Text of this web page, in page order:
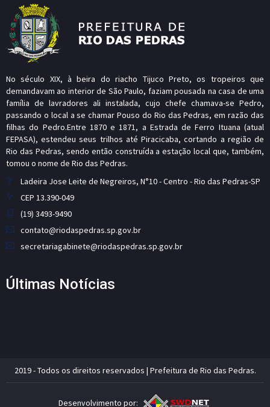
No século XIX, à beira do riacho Tijuco Preto, os tropeiros que
demandavam ao interior de São Paulo, faziam pousada na casa de uma
família de lavradores ali instalada, cujo chefe chamava-se Pedro,
passando o local a se chamar Pouso do Rio das Pedras, em razão das
filhas do Pedro.Entre 1870 e 1871, a Estrada de Ferro Ituana (atual
FEPASA), estendeu seus trilhos até Piracicaba, cortando a região de
Rio das Pedras, sendo então construída a estação local que, também,
tomou o nome de Rio das Pedras.
Ladeira Jose Leite de Negreiros, N°10 - Centro - Rio das Pedras-SP
CEP 13.390-049
(19) 3493-9490
contato@riodaspedras.sp.gov.br
secretariagabinete@riodaspedras.sp.gov.br
Últimas Notícias
2019 - Todos os direitos reservados | Prefeitura de Rio das Pedras.
Desenvolvimento por: